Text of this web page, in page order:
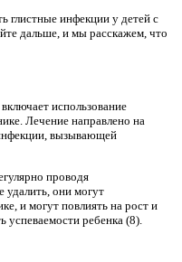
глистные инфекции у детей с
дальше, и мы расскажем, что
использование
Лечение направлено на
вызывающей
проводя
удалить, они могут
и могут повлиять на рост и
успеваемости ребенка (8).